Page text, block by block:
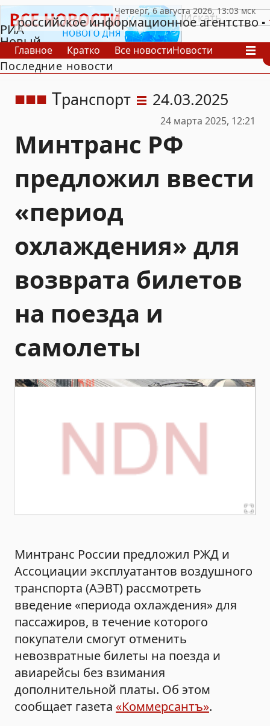
РИА
Новый
День
российское информационное агентство
Главное Кратко Все новостиНовости
В России
В мире
Последние новости
Транспорт 24.03.2025
24 марта 2025, 12:21
Минтранс РФ
предложил ввести
«период
охлаждения» для
возврата билетов
на поезда и
самолеты
Минтранс России предложил РЖД и
Ассоциации эксплуатантов воздушного
транспорта (АЭВТ) рассмотреть
введение «периода охлаждения» для
пассажиров, в течение которого
покупатели смогут отменить
невозвратные билеты на поезда и
авиарейсы без взимания
дополнительной платы. Об этом
сообщает газета «Коммерсантъ».